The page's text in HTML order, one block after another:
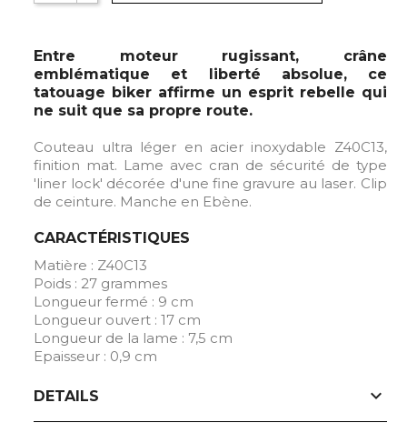
Entre moteur rugissant, crâne
emblématique et liberté absolue, ce
tatouage biker affirme un esprit rebelle qui
ne suit que sa propre route.
Couteau ultra léger en acier inoxydable Z40C13,
finition mat. Lame avec cran de sécurité de type
'liner lock' décorée d'une fine gravure au laser. Clip
de ceinture. Manche en Ebène.
CARACTÉRISTIQUES
Matière : Z40C13
Poids : 27 grammes
Longueur fermé : 9 cm
Longueur ouvert : 17 cm
Longueur de la lame : 7,5 cm
Epaisseur : 0,9 cm
DETAILS expand_more